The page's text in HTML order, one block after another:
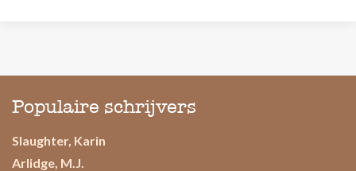
Populaire schrijvers
Slaughter, Karin
Arlidge, M.J.